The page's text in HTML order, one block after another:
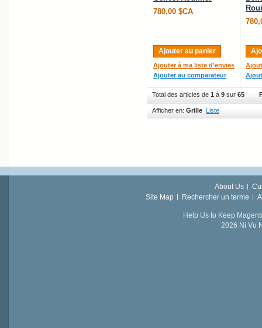
780,00 $CA
Ajouter au panier
Ajouter à ma liste d'envies
Ajouter au comparateur
Total des articles de 1 à 9 sur 65
Afficher en: Grille Liste
About Us
Site Map
Rechercher un terme
Help Us to Keep
2026 Ni Vu